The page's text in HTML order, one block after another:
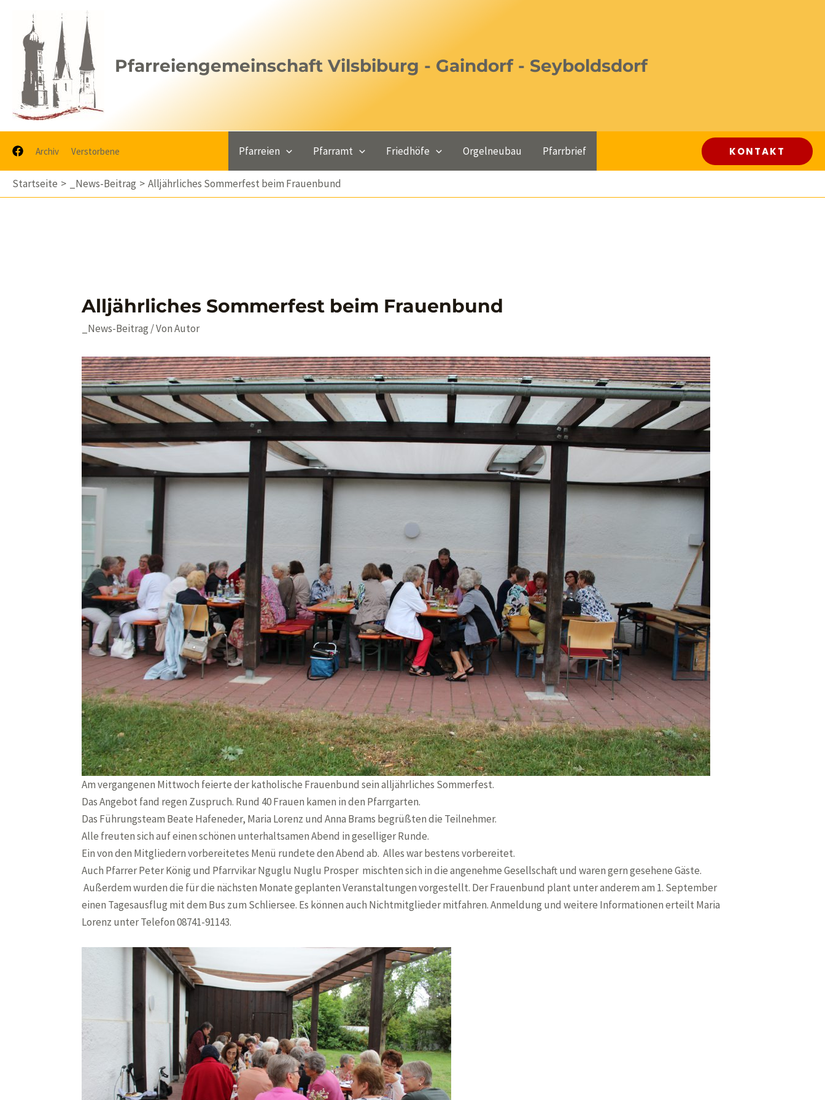
springen
Pfarreiengemeinschaft Vilsbiburg - Gaindorf - Seyboldsdorf
Archiv Verstorbene Pfarreien Pfarramt Friedhöfe Orgelneubau Pfarrbrief KONTAKT
Startseite _News-Beitrag Alljährliches Sommerfest beim Frauenbund
Alljährliches Sommerfest beim Frauenbund
_News-Beitrag / VonAutor
Am vergangenen Mittwoch feierte der katholische Frauenbund sein alljährliches Sommerfest.
Das Angebot fand regen Zuspruch. Rund 40 Frauen kamen in den Pfarrgarten.
Das Führungsteam Beate Hafeneder, Maria Lorenz und Anna Brams begrüßten die Teilnehmer.
Alle freuten sich auf einen schönen unterhaltsamen Abend in geselliger Runde.
Ein von den Mitgliedern vorbereitetes Menü rundete den Abend ab. Alles war bestens vorbereitet.
Auch Pfarrer Peter König und Pfarrvikar Nguglu Nuglu Prosper mischten sich in die angenehme Gesellschaft und waren gern gesehene Gäste.
Außerdem wurden die für die nächsten Monate geplanten Veranstaltungen vorgestellt. Der Frauenbund plant unter anderem am 1. September
einen Tagesausflug mit dem Bus zum Schliersee. Es können auch Nichtmitglieder mitfahren. Anmeldung und weitere Informationen erteilt Maria
Lorenz unter Telefon 08741-91143.